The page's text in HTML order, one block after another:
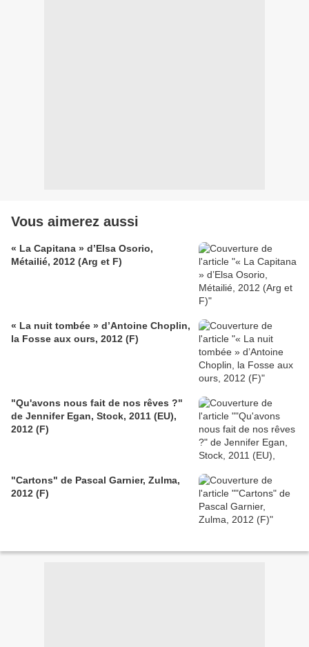
Vous aimerez aussi
« La Capitana » d’Elsa Osorio,
Métailié, 2012 (Arg et F)
« La nuit tombée » d’Antoine Choplin,
la Fosse aux ours, 2012 (F)
"Qu'avons nous fait de nos rêves ?"
de Jennifer Egan, Stock, 2011 (EU),
2012 (F)
"Cartons" de Pascal Garnier, Zulma,
2012 (F)